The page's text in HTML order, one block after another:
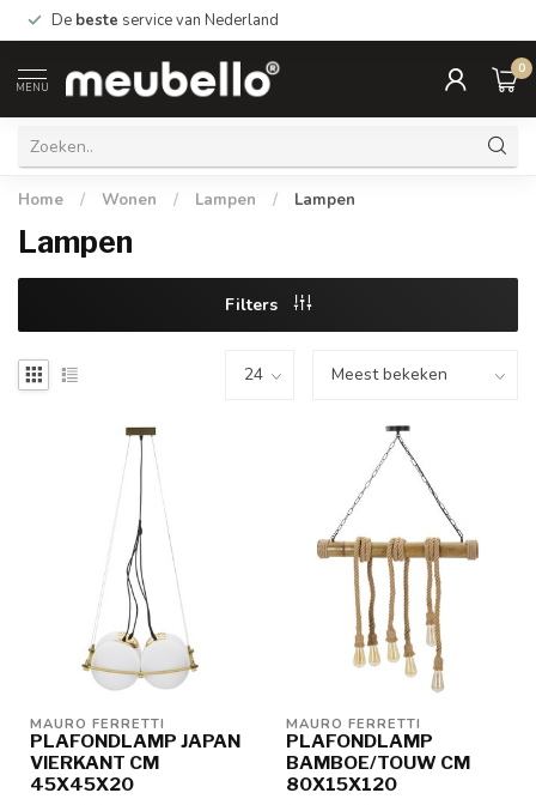
De beste service van Nederland
MENU
0
Home / Wonen / Lampen / Lampen
Lampen
Filters
MAURO FERRETTI
PLAFONDLAMP JAPAN
VIERKANT CM
45X45X20
MAURO FERRETTI
PLAFONDLAMP
BAMBOE/TOUW CM
80X15X120